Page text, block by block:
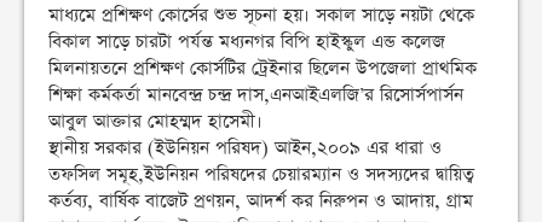
মাধ্যমে প্রশিক্ষণ কোর্সের শুভ সূচনা হয়। সকাল সাড়ে নয়টা থেকে
বিকাল সাড়ে চারটা পর্যন্ত মধ্যনগর বিপি হাইস্কুল এন্ড কলেজ
মিলনায়তনে প্রশিক্ষণ কোর্সটির ট্রেইনার ছিলেন উপজেলা প্রাথমিক
শিক্ষা কর্মকর্তা মানবেন্দ্র চন্দ্র দাস,এনআইএলজি’র রিসোর্সপার্সন
আবুল আক্তার মোহম্মদ হাসেমী।
স্থানীয় সরকার (ইউনিয়ন পরিষদ) আইন,২০০৯ এর ধারা ও
তফসিল সমূহ,ইউনিয়ন পরিষদের চেয়ারম্যান ও সদস্যদের দ্বায়িত্ব
কর্তব্য, বার্ষিক বাজেট প্রণয়ন, আদর্শ কর নিরুপন ও আদায়, গ্রাম